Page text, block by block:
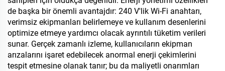
de başka bir önemli avantajdır: 240 V'lik Wi-Fi anahtarı,
verimsiz ekipmanları belirlemeye ve kullanım desenlerini
optimize etmeye yardımcı olacak ayrıntılı tüketim verileri
sunar. Gerçek zamanlı izleme, kullanıcıların ekipman
arızalarını işaret edebilecek anormal enerji çekimlerini
tespit etmesine olanak tanır; bu da maliyetli onarımları